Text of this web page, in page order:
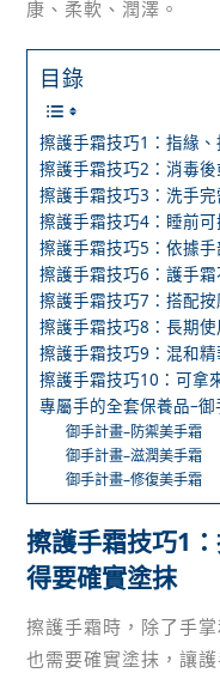
康、柔軟、潤澤。
目錄
擦護手霜技巧1：指緣
擦護手霜技巧2：消毒
擦護手霜技巧3：洗手
擦護手霜技巧4：睡前
擦護手霜技巧5：依據
擦護手霜技巧6：護手
擦護手霜技巧7：搭配
擦護手霜技巧8：長期
擦護手霜技巧9：混和
擦護手霜技巧10：可拿
專屬手的全套保養品–
御手計畫–防禦美手霜
御手計畫–滋潤美手霜
御手計畫–修復美手霜
擦護手霜技巧1
得要確實塗抹
擦護手霜時，除了手
也需要確實塗抹，讓